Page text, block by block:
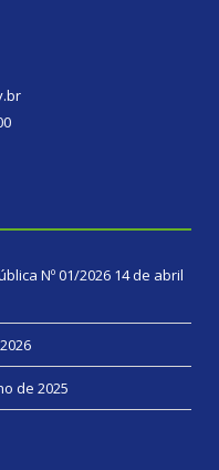
Nº 01/2026 14 de abril
de 2025